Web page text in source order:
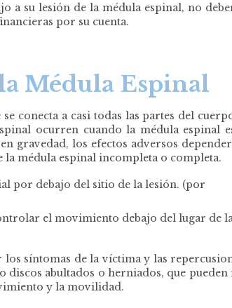
a su lesión de la médula espinal, no
por su cuenta.
Médula Espinal
conecta a casi todas las partes del
ocurren cuando la médula espinal
gravedad, los efectos adversos
médula espinal incompleta o completa.
por debajo del sitio de la lesión. (por
el movimiento debajo del lugar de
los síntomas de la víctima y las
abultados o herniados, que pueden
y la movilidad.